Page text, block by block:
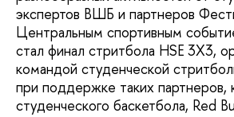
экспертов ВШБ и партнеров
Центральным спортивным
стал финал стритбола HSE 3Х3,
командой студенческой
при поддержке таких партнеров,
студенческого баскетбола, Red